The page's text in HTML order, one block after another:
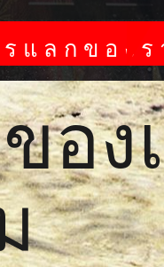
แลกของร
อง